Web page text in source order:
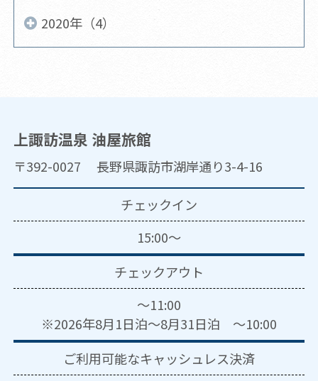
2020年（4）
上諏訪温泉 油屋旅館
〒392-0027 長野県諏訪市湖岸通り3-4-16
チェックイン
15:00～
チェックアウト
～11:00
※2026年8月1日泊～8月31日泊 ～10:00
ご利用可能なキャッシュレス決済